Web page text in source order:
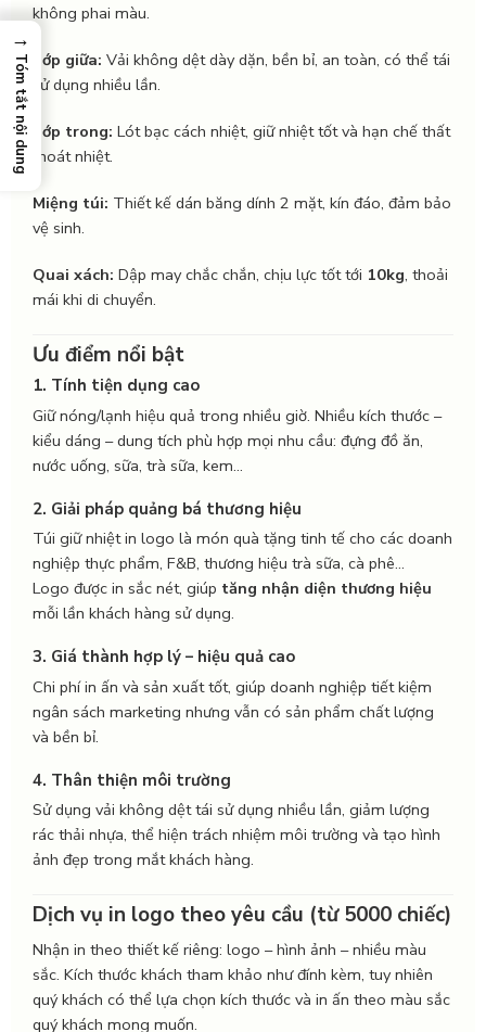
không phai màu.
Lớp giữa: Vải không dệt dày dặn, bền bỉ, an toàn, có thể tái
sử dụng nhiều lần.
Lớp trong: Lót bạc cách nhiệt, giữ nhiệt tốt và hạn chế thất
thoát nhiệt.
Miệng túi: Thiết kế dán băng dính 2 mặt, kín đáo, đảm bảo
vệ sinh.
Quai xách: Dập may chắc chắn, chịu lực tốt tới 10kg, thoải
mái khi di chuyển.
Ưu điểm nổi bật
1. Tính tiện dụng cao
Giữ nóng/lạnh hiệu quả trong nhiều giờ. Nhiều kích thước –
kiểu dáng – dung tích phù hợp mọi nhu cầu: đựng đồ ăn,
nước uống, sữa, trà sữa, kem…
2. Giải pháp quảng bá thương hiệu
Túi giữ nhiệt in logo là món quà tặng tinh tế cho các doanh
nghiệp thực phẩm, F&B, thương hiệu trà sữa, cà phê…
Logo được in sắc nét, giúp tăng nhận diện thương hiệu
mỗi lần khách hàng sử dụng.
3. Giá thành hợp lý – hiệu quả cao
Chi phí in ấn và sản xuất tốt, giúp doanh nghiệp tiết kiệm
ngân sách marketing nhưng vẫn có sản phẩm chất lượng
và bền bỉ.
4. Thân thiện môi trường
Sử dụng vải không dệt tái sử dụng nhiều lần, giảm lượng
rác thải nhựa, thể hiện trách nhiệm môi trường và tạo hình
ảnh đẹp trong mắt khách hàng.
Dịch vụ in logo theo yêu cầu (từ 5000 chiếc)
Nhận in theo thiết kế riêng: logo – hình ảnh – nhiều màu
sắc. Kích thước khách tham khảo như đính kèm, tuy nhiên
quý khách có thể lựa chọn kích thước và in ấn theo màu sắc
quý khách mong muốn.
→
Tóm tắt nội dung